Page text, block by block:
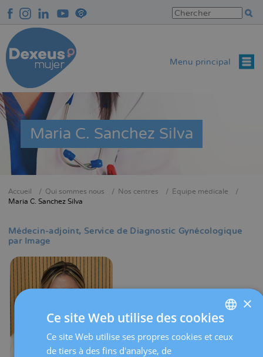
au
contenu
principal
Menu principal
Maria C. Sanchez Silva
Fil
Accueil Qui sommes nous Nos centres
Équipe médicale
Maria C. Sanchez Silva
Médecin-adjoint Service de Diagnostic Gynécologique
par Image
SPANISH
×
Ce site Web utilise des cookies
Ce site Web utilise ses propres cookies et ceux
de tiers à des fins d'analyse, de